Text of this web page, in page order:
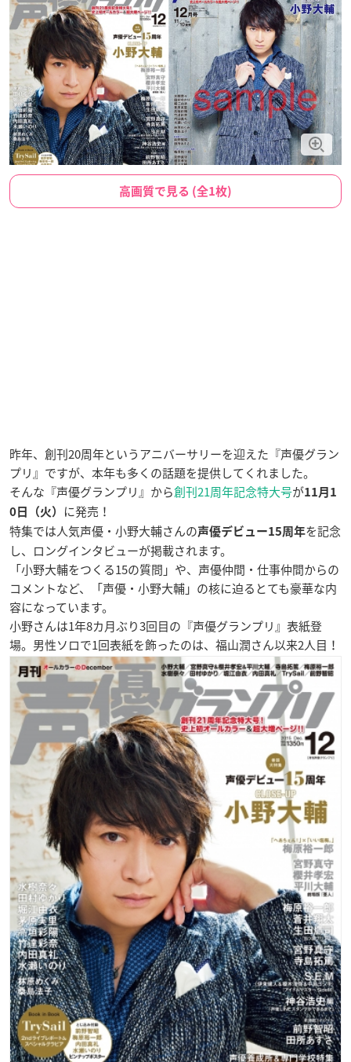
高画質で見る (全1枚)
昨年、創刊20周年というアニバーサリーを迎えた『声優グラン
プリ』ですが、本年も多くの話題を提供してくれました。
そんな『声優グランプリ』から創刊21周年記念特大号が11月1
0日（火）
に発売！
特集では人気声優・小野大輔さんの声優デビュー15周年を記念
し、ロングインタビューが掲載されます。
「小野大輔をつくる15の質問」や、声優仲間・仕事仲間からの
コメントなど、「声優・小野大輔」の核に迫るとても豪華な内
容になっています。
小野さんは1年8カ月ぶり3回目の『声優グランプリ』表紙登
場。男性ソロで1回表紙を飾ったのは、福山潤さん以来2人目！